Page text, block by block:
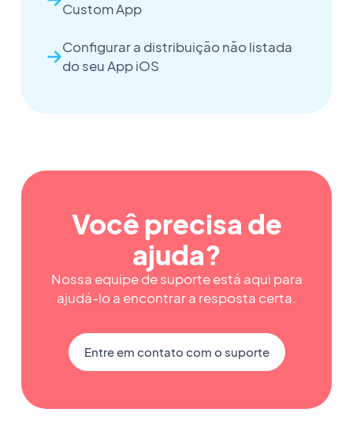
Custom App
Configurar a distribuição não listada
do seu App iOS
Você precisa de
ajuda?
Nossa equipe de suporte está aqui para
ajudá-lo a encontrar a resposta certa.
Entre em contato com o suporte